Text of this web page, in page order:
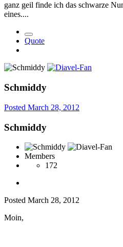
ganz geil finde ich das schwarze
eines....
Quote
Schmiddy
Posted March 28, 2012
Schmiddy
Members
172
Posted March 28, 2012
Moin,